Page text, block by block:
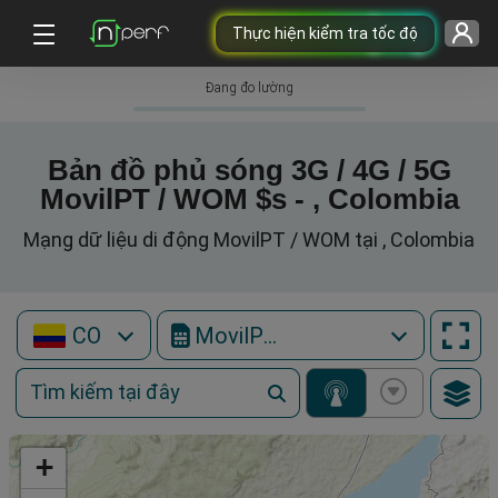
Thực hiện kiểm tra tốc độ
Đang đo lường
Bản đồ phủ sóng 3G / 4G / 5G
MovilPT / WOM $s - , Colombia
Mạng dữ liệu di động MovilPT / WOM tại , Colombia
CO MovilPT / WOM
+